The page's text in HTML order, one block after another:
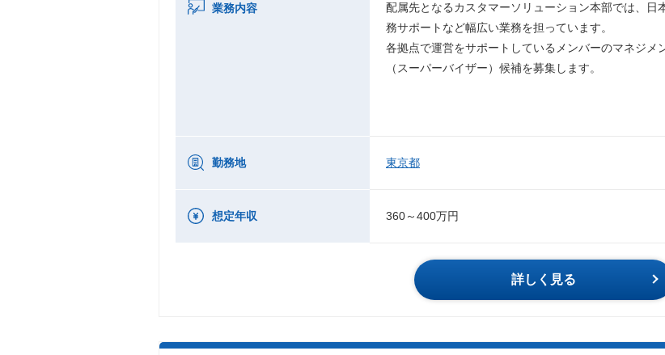
業務内容
配属先となるカスタマーソリューション本部では、
務サポートなど幅広い業務を担っています。
各拠点で運営をサポートしているメンバーのマネジメ
（スーパーバイザー）候補を募集します。
勤務地 東京都
想定年収 360～400万円
詳しく見る